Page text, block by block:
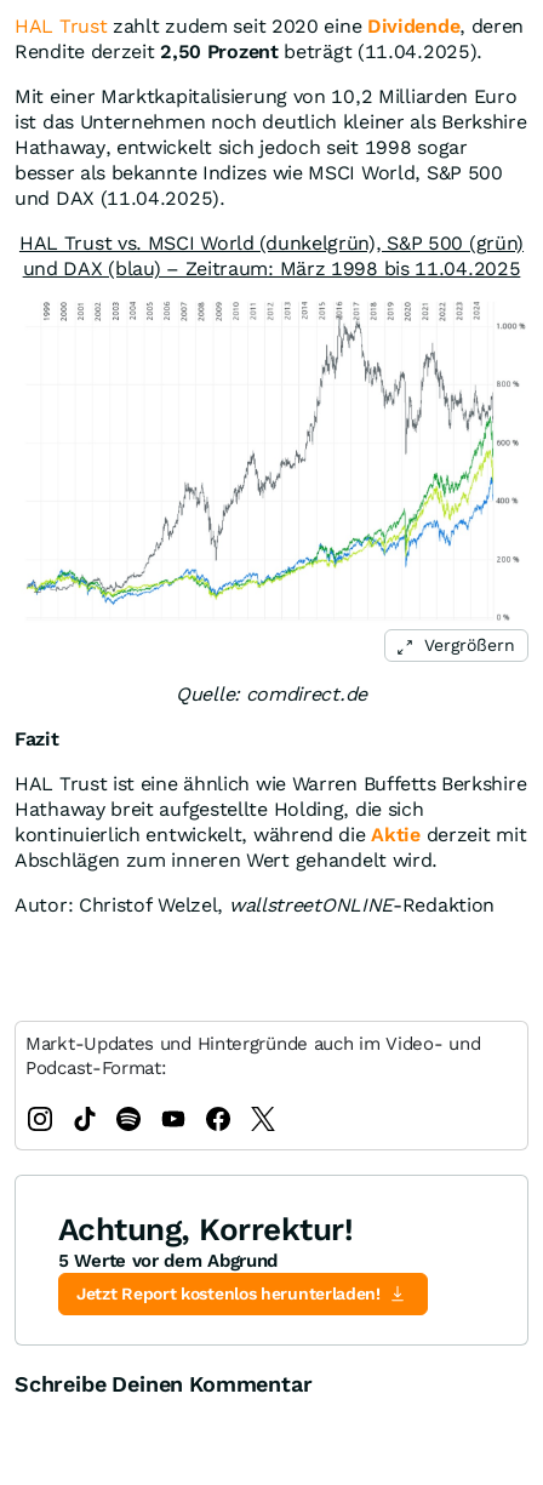
HAL Trustzahlt zudem seit 2020 eine Dividende, deren
Rendite derzeit2,50 Prozentbeträgt (11.04.2025).
Mit einer Marktkapitalisierung von 10,2 Milliarden Euro
ist das Unternehmen noch deutlich kleiner als Berkshire
Hathaway, entwickelt sich jedoch seit 1998 sogar
besser als bekannte Indizes wie MSCI World, S&P 500
und DAX (11.04.2025).
HAL Trust vs. MSCI World (dunkelgrün), S&P 500 (grün)
und DAX (blau) – Zeitraum: März 1998 bis 11.04.2025
Vergrößern
Quelle: comdirect.de
Fazit
HAL Trust ist eine ähnlich wie Warren Buffetts Berkshire
Hathaway breit aufgestellte Holding, die sich
kontinuierlich entwickelt, während dieAktiederzeit mit
Abschlägen zum inneren Wert gehandelt wird.
Autor: Christof Welzel, wallstreetONLINE-Redaktion
Markt-Updates und Hintergründe auch im Video- und
Podcast-Format:
Achtung, Korrektur!
5 Werte vor dem Abgrund
Jetzt Report kostenlos herunterladen!
Schreibe Deinen Kommentar